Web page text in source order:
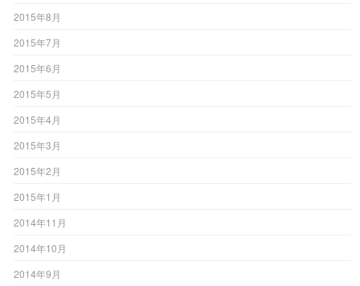
2015年8月
2015年7月
2015年6月
2015年5月
2015年4月
2015年3月
2015年2月
2015年1月
2014年11月
2014年10月
2014年9月